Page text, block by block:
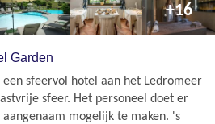
+16
Garden
sfeervol hotel aan het Ledromeer
sfeer. Het personeel doet er
mogelijk te maken. 's